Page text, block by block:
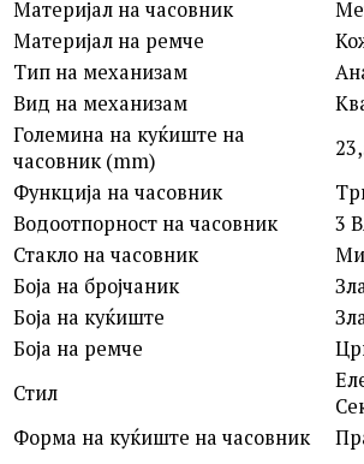
Материјал на часовник
Материјал на ремче
Тип на механизам
Вид на механизам
Големина на куќиште на
часовник (mm)
Функција на часовник
Водоотпорност на часовник
3
Стакло на часовник
Боја на бројчаник
Боја на куќиште
Боја на ремче
Стил
Форма на куќиште на часовник